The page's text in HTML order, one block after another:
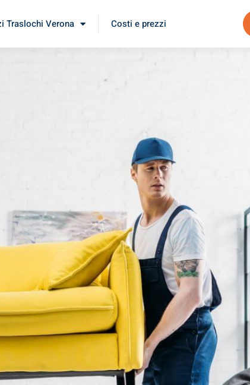
Traslochi Verona Costi e prezzi